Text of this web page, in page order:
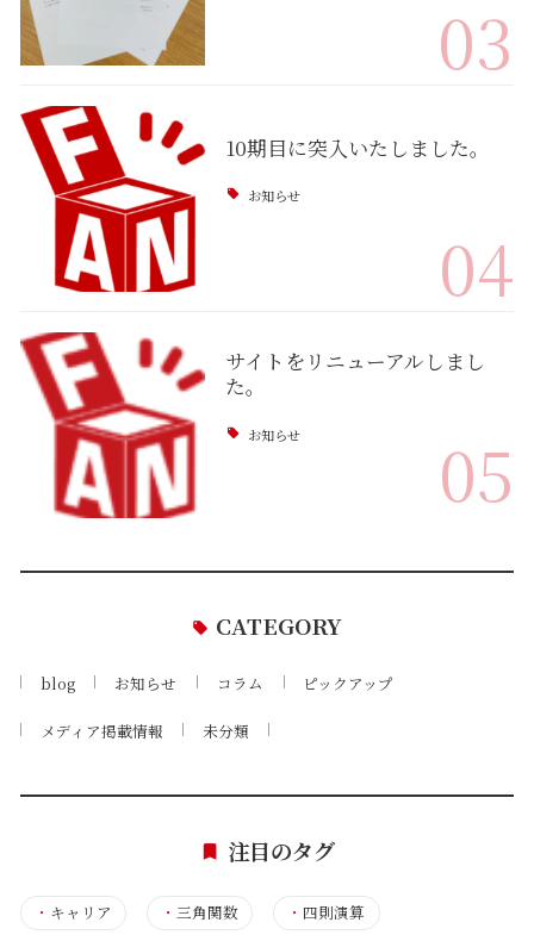
03
10期目に突入いたしました。
お知らせ
04
サイトをリニューアルしまし
た。
お知らせ 05
CATEGORY
blog お知らせ コラム ピックアップ
メディア掲載情報 未分類
注目のタグ
・ キャリア ・三角関数 ・ 四則演算